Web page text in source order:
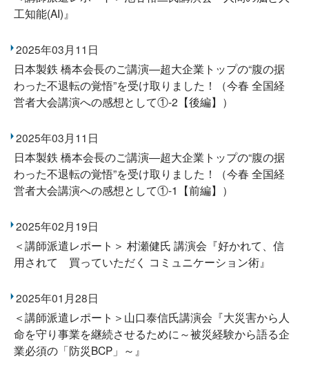
工知能(AI)』
2025年03月11日
日本製鉄 橋本会長のご講演―超大企業トップの“腹の据
わった不退転の覚悟”を受け取りました！（今春 全国経
営者大会講演への感想として①-2【後編】）
2025年03月11日
日本製鉄 橋本会長のご講演―超大企業トップの“腹の据
わった不退転の覚悟”を受け取りました！（今春 全国経
営者大会講演への感想として①-1【前編】）
2025年02月19日
＜講師派遣レポート＞ 村瀬健氏 講演会『好かれて、信
用されて 買っていただく コミュニケーション術』
2025年01月28日
＜講師派遣レポート＞山口泰信氏講演会『大災害から人
命を守り事業を継続させるために～被災経験から語る企
業必須の「防災BCP」～』